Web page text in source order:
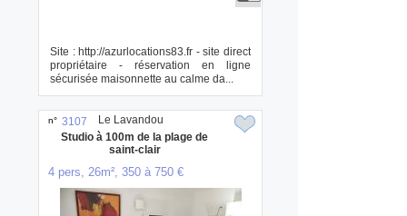
Site : http://azurlocations83.fr - site direct
propriétaire - réservation en ligne
sécurisée maisonnette au calme da...
n° 3107
Studio à 100m de la plage de
saint-clair
4 pers, 26m², 350 à 750 €
Le Lavandou